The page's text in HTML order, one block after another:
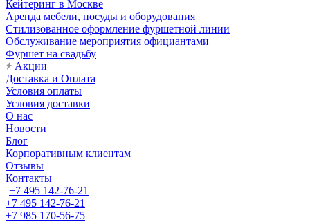
Кейтеринг в Москве
Аренда мебели, посуды и оборудования
Стилизованное оформление фуршетной линии
Обслуживание мероприятия официантами
Фуршет на свадьбу
Акции
Доставка и Оплата
Условия оплаты
Условия доставки
О нас
Новости
Блог
Корпоративным клиентам
Отзывы
Контакты
+7 495 142-76-21
+7 495 142-76-21
+7 985 170-56-75